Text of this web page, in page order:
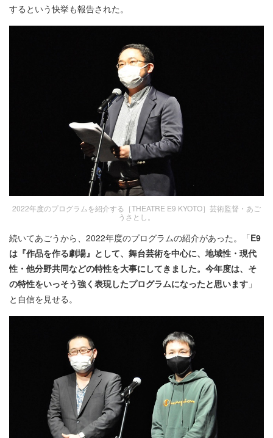
するという快挙も報告された。
2022年度のプログラムを紹介する［THEATRE E9 KYOTO］芸術監督・あご
うさとし。
続いてあごうから、2022年度のプログラムの紹介があった。「E9
は『作品を作る劇場』として、舞台芸術を中心に、地域性・現代
性・他分野共同などの特性を大事にしてきました。今年度は、そ
の特性をいっそう強く表現したプログラムになったと思います 」
と自信を見せる。